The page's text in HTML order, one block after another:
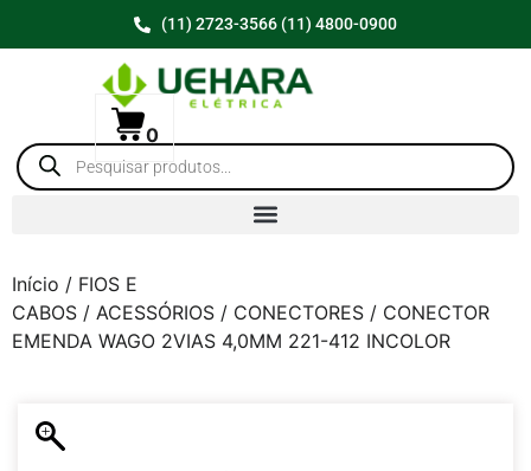
(11) 2723-3566 (11) 4800-0900
0
Início / FIOS E
CABOS / ACESSÓRIOS / CONECTORES / CONECTOR
EMENDA WAGO 2VIAS 4,0MM 221-412 INCOLOR